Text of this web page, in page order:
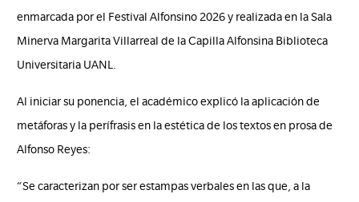
enmarcada por el Festival Alfonsino 2026 y realizada en la Sala
Minerva Margarita Villarreal de la Capilla Alfonsina Biblioteca
Universitaria UANL.
Al iniciar su ponencia, el académico explicó la aplicación de
metáforas y la perífrasis en la estética de los textos en prosa de
Alfonso Reyes:
“Se caracterizan por ser estampas verbales en las que, a la